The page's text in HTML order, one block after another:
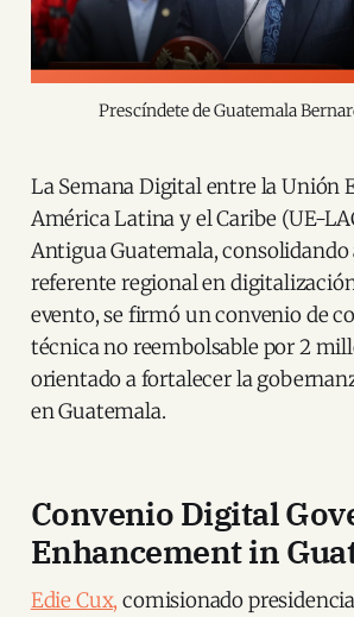
Prescíndete de Guatemala
La Semana Digital entre la Unión
América Latina y el Caribe (UE-
Antigua Guatemala,
referente regional en
evento, se firmó un convenio de
técnica no reembolsable por 2
orientado a fortalecer la
en Guatemala.
Convenio Digital
Enhancement in
Edie Cux, comisionado